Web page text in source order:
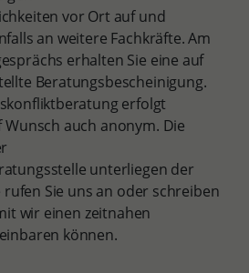
vor Ort auf und
an weitere Fachkräfte. Am
erhalten Sie eine auf
Beratungsbescheinigung.
erfolgt
auch anonym. Die
unterliegen der
Sie uns an oder schreiben
wir einen zeitnahen
können.